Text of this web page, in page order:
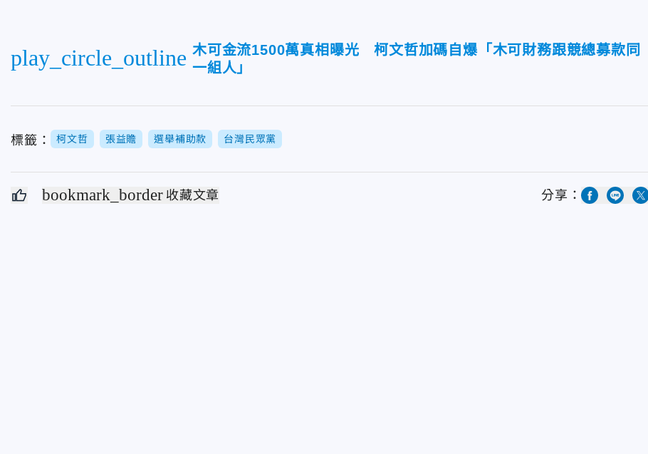
play_circle_outline 木可金流1500萬真相曝光 柯文哲加碼自爆「木可財務跟競總募款同
一組人」
標籤： 柯文哲 張益贍 選舉補助款 台灣民眾黨
bookmark_border 收藏文章 分享：